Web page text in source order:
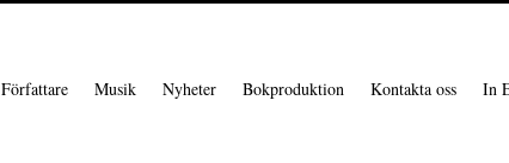
Författare Musik Nyheter Bokproduktion Kontakta oss In